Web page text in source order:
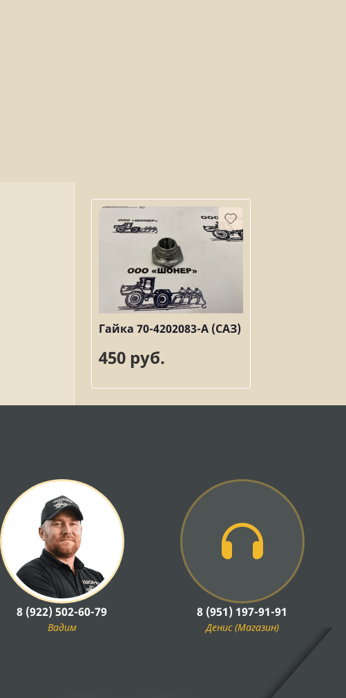
Гайка 70-4202083-А (САЗ)
450 руб.
8 (922) 502-60-79
Вадим
8 (951) 197-91-91
Денис (Магазин)